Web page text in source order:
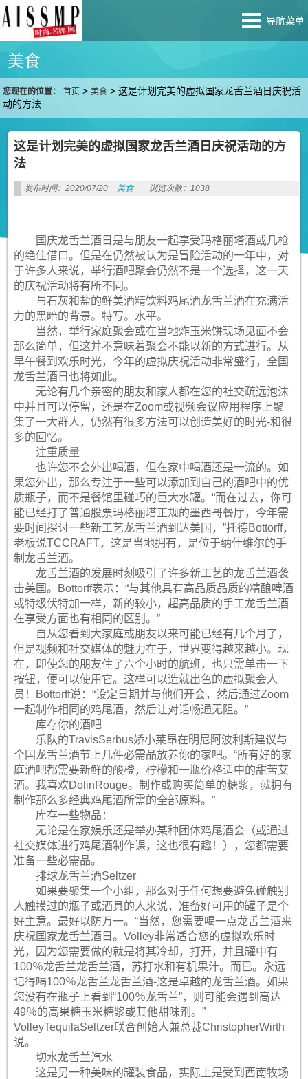
导航菜单
美食
您现在的位置： 首页 >美食 >这是计划完美的虚拟国家龙舌兰酒日庆祝活
动的方法
这是计划完美的虚拟国家龙舌兰酒日庆祝活动的方
法
发布时间：2020/07/20 美食 浏览次数：1038
国庆龙舌兰酒日是与朋友一起享受玛格丽塔酒或几枪
的绝佳借口。但是在仍然被认为是冒险活动的一年中，对
于许多人来说，举行酒吧聚会仍然不是一个选择，这一天
的庆祝活动将有所不同。
与石灰和盐的鲜美酒精饮料鸡尾酒龙舌兰酒在充满活
力的黑暗的背景。特写。水平。
当然，举行家庭聚会或在当地炸玉米饼现场见面不会
那么简单，但这并不意味着聚会不能以新的方式进行。从
早午餐到欢乐时光，今年的虚拟庆祝活动非常盛行，全国
龙舌兰酒日也将如此。
无论有几个亲密的朋友和家人都在您的社交疏远泡沫
中并且可以停留，还是在Zoom或视频会议应用程序上聚
集了一大群人，仍然有很多方法可以创造美好的时光-和很
多的回忆。
注重质量
也许您不会外出喝酒，但在家中喝酒还是一流的。如
果您外出，那么专注于一些可以添加到自己的酒吧中的优
质瓶子，而不是餐馆里碰巧的巨大水罐。“而在过去，你可
能已经打了普通股票玛格丽塔正规的墨西哥餐厅，今年需
要时间探讨一些新工艺龙舌兰酒到达美国，”托德Bottorff，
老板说TCCRAFT，这是当地拥有，是位于纳什维尔的手
制龙舌兰酒。
龙舌兰酒的发展时刻吸引了许多新工艺的龙舌兰酒袭
击美国。Bottorff表示：“与其他具有高品质品质的精酿啤酒
或特级伏特加一样，新的较小，超高品质的手工龙舌兰酒
在享受方面也有相同的区别。”
自从您看到大家庭或朋友以来可能已经有几个月了，
但是视频和社交媒体的魅力在于，世界变得越来越小。现
在，即使您的朋友住了六个小时的航班，也只需单击一下
按钮，便可以使用它。这样可以造就出色的虚拟聚会人
员！Bottorff说：“设定日期并与他们开会，然后通过Zoom
一起制作相同的鸡尾酒，然后让对话畅通无阻。”
库存你的酒吧
乐队的TravisSerbus娇小莱昂在明尼阿波利斯建议与
全国龙舌兰酒节上几件必需品放养你的家吧。“所有好的家
庭酒吧都需要新鲜的酸橙，柠檬和一瓶价格适中的甜苦艾
酒。我喜欢DolinRouge。制作或购买简单的糖浆，就拥有
制作那么多经典鸡尾酒所需的全部原料。”
库存一些物品：
无论是在家娱乐还是举办某种团体鸡尾酒会（或通过
社交媒体进行鸡尾酒制作课，这也很有趣！），您都需要
准备一些必需品。
排球龙舌兰酒Seltzer
如果要聚集一个小组，那么对于任何想要避免碰触别
人触摸过的瓶子或酒具的人来说，准备好可用的罐子是个
好主意。最好以防万一。“当然，您需要喝一点龙舌兰酒来
庆祝国家龙舌兰酒日。Volley非常适合您的虚拟欢乐时
光，因为您需要做的就是将其冷却，打开，并且罐中有
100％龙舌兰龙舌兰酒，苏打水和有机果汁。而已。永远
记得喝100％龙舌兰龙舌兰酒-这是卓越的龙舌兰酒。如果
您没有在瓶子上看到“100％龙舌兰”，则可能会遇到高达
49％的高果糖玉米糖浆或其他甜味剂。”
VolleyTequilaSeltzer联合创始人兼总裁ChristopherWirth
说。
切水龙舌兰汽水
这是另一种美味的罐装食品，实际上是受到西南牧场